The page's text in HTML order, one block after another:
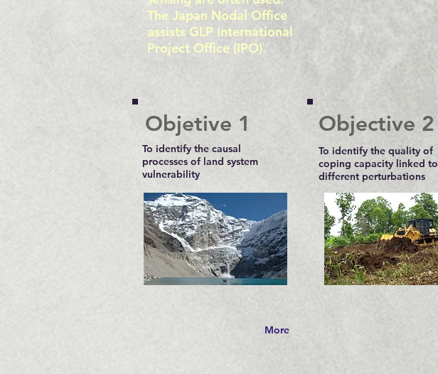
The Japan Nodal Office
assists GLP International
Project Office (IPO).
Objetive 1
To identify the causal
processes of land system
vulnerability
More
Objective 2
To identify the quality of
coping capacity linked to
different perturbations